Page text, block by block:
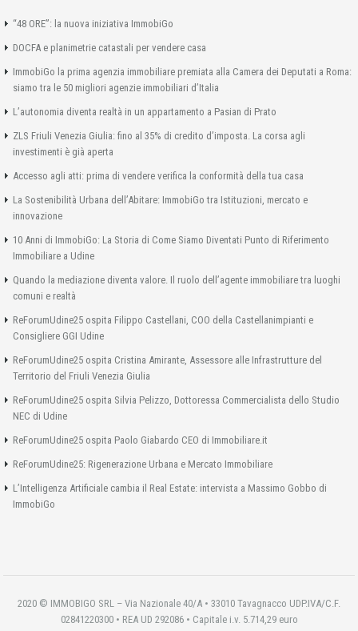
“48 ORE”: la nuova iniziativa ImmobiGo
DOCFA e planimetrie catastali per vendere casa
ImmobiGo la prima agenzia immobiliare premiata alla Camera dei Deputati a Roma:
siamo tra le 50 migliori agenzie immobiliari d’Italia
L’autonomia diventa realtà in un appartamento a Pasian di Prato
ZLS Friuli Venezia Giulia: fino al 35% di credito d’imposta. La corsa agli
investimenti è già aperta
Accesso agli atti: prima di vendere verifica la conformità della tua casa
La Sostenibilità Urbana dell’Abitare: ImmobiGo tra Istituzioni, mercato e
innovazione
10 Anni di ImmobiGo: La Storia di Come Siamo Diventati Punto di Riferimento
Immobiliare a Udine
Quando la mediazione diventa valore. Il ruolo dell’agente immobiliare tra luoghi
comuni e realtà
ReForumUdine25 ospita Filippo Castellani, COO della Castellanimpianti e
Consigliere GGI Udine
ReForumUdine25 ospita Cristina Amirante, Assessore alle Infrastrutture del
Territorio del Friuli Venezia Giulia
ReForumUdine25 ospita Silvia Pelizzo, Dottoressa Commercialista dello Studio
NEC di Udine
ReForumUdine25 ospita Paolo Giabardo CEO di Immobiliare.it
ReForumUdine25: Rigenerazione Urbana e Mercato Immobiliare
L’Intelligenza Artificiale cambia il Real Estate: intervista a Massimo Gobbo di
ImmobiGo
2020 © IMMOBIGO SRL – Via Nazionale 40/A • 33010 Tavagnacco UDP.IVA/C.F.
02841220300 • REA UD 292086 • Capitale i.v. 5.714,29 euro